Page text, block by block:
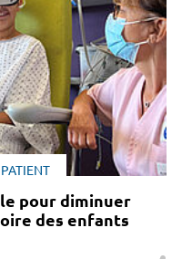
pour diminuer
des enfants